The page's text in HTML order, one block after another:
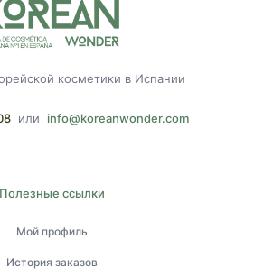
косметики в Испании
или info@koreanwonder.com
Полезные ссылки
Мой профиль
История заказов